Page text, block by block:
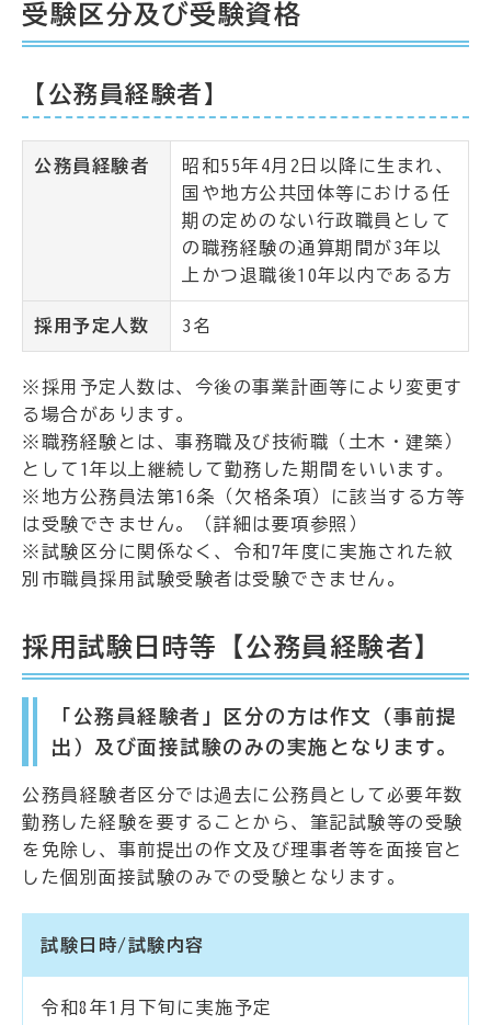
受験区分及び受験資格
【公務員経験者】
公務員経験者
昭和55年4月2日以降に生まれ、
国や地方公共団体等における任
期の定めのない行政職員として
の職務経験の通算期間が3年以
上かつ退職後10年以内である方
採用予定人数 3名
※採用予定人数は、今後の事業計画等により変更す
る場合があります。
※職務経験とは、事務職及び技術職（土木・建築）
として1年以上継続して勤務した期間をいいます。
※地方公務員法第16条（欠格条項）に該当する方等
は受験できません。（詳細は要項参照）
※試験区分に関係なく、令和7年度に実施された紋
別市職員採用試験受験者は受験できません。
採用試験日時等【公務員経験者】
「公務員経験者」区分の方は作文（事前提
出）及び面接試験のみの実施となります。
公務員経験者区分では過去に公務員として必要年数
勤務した経験を要することから、筆記試験等の受験
を免除し、事前提出の作文及び理事者等を面接官と
した個別面接試験のみでの受験となります。
試験日時/試験内容
令和8年1月下旬に実施予定